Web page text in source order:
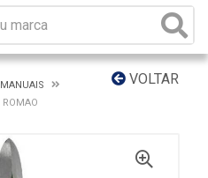
VOLTAR
MANUAIS